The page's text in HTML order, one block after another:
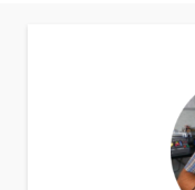
потребностями. Вам
на установку
Вы получите быструю
Microsoft Office, а